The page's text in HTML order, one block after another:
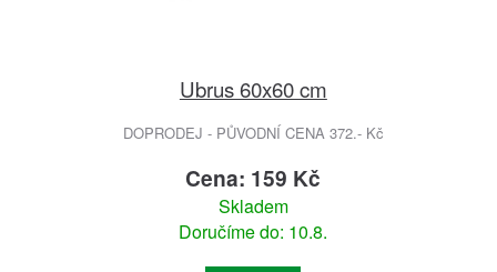
Ubrus 60x60 cm
DOPRODEJ - PŮVODNÍ CENA 372.- Kč
Cena: 159 Kč
Skladem
Doručíme do: 10.8.